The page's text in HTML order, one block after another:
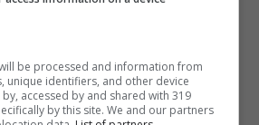
be processed and information from
unique identifiers, and other device
accessed by and shared with 319
by this site. We and our partners